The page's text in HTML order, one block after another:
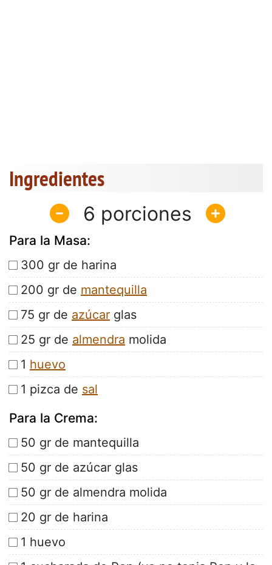
Ingredientes
6
Para la Masa:
300 gr de harina
200 gr de mantequilla
75 gr de azúcar glas
25 gr de almendra molida
1 huevo
1 pizca de sal
Para la Crema:
50 gr de mantequilla
50 gr de azúcar glas
50 gr de almendra molida
20 gr de harina
1 huevo